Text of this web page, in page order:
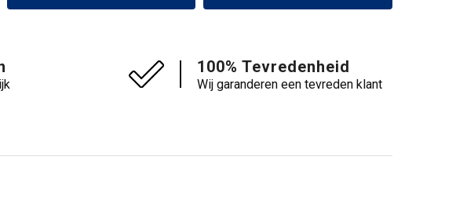
100% Tevredenheid
Wij garanderen een tevreden klant